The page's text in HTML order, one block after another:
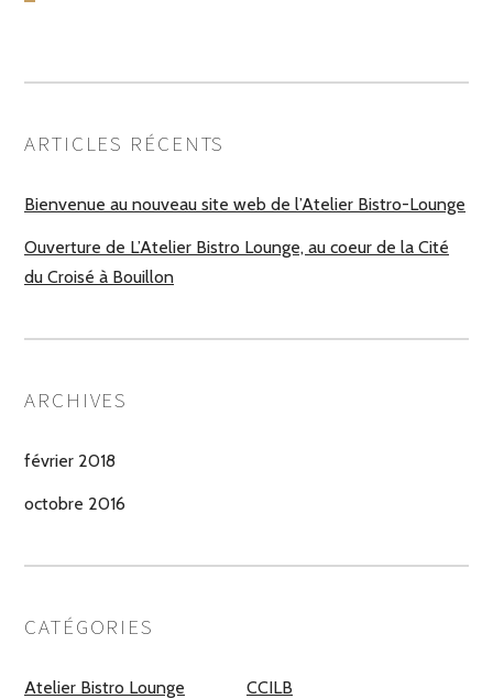
ARTICLES RÉCENTS
Bienvenue au nouveau site web de l’Atelier Bistro-Lounge
Ouverture de L’Atelier Bistro Lounge, au coeur de la Cité
du Croisé à Bouillon
ARCHIVES
février 2018
octobre 2016
CATÉGORIES
Atelier Bistro Lounge CCILB